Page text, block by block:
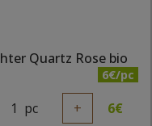
Quartz Rose bio
6€/pc
1 pc + 6€